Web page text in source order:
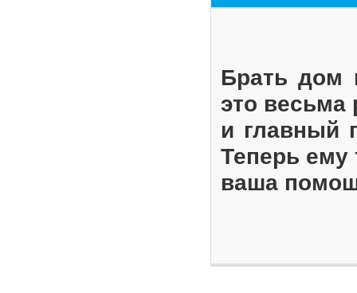
Брать дом
это весьма
и главный
Теперь ему
ваша